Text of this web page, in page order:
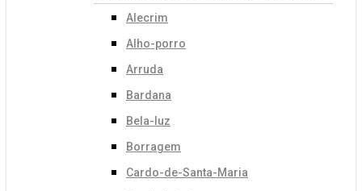
Alecrim
Alho-porro
Arruda
Bardana
Bela-luz
Borragem
Cardo-de-Santa-Maria